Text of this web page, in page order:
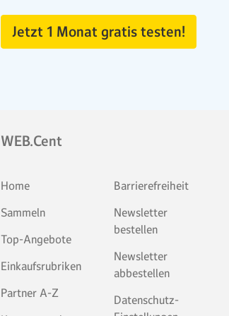
Jetzt 1 Monat gratis testen!
WEB.Cent
Home
Sammeln
Top-Angebote
Einkaufsrubriken
Partner A-Z
Barrierefreiheit
Newsletter
bestellen
Newsletter
abbestellen
Datenschutz-